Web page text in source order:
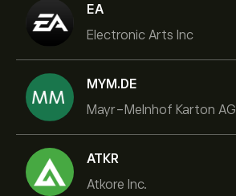
EA
Electronic Arts Inc
MYM.DE
Mayr-Melnhof Karton AG
ATKR
Atkore Inc.